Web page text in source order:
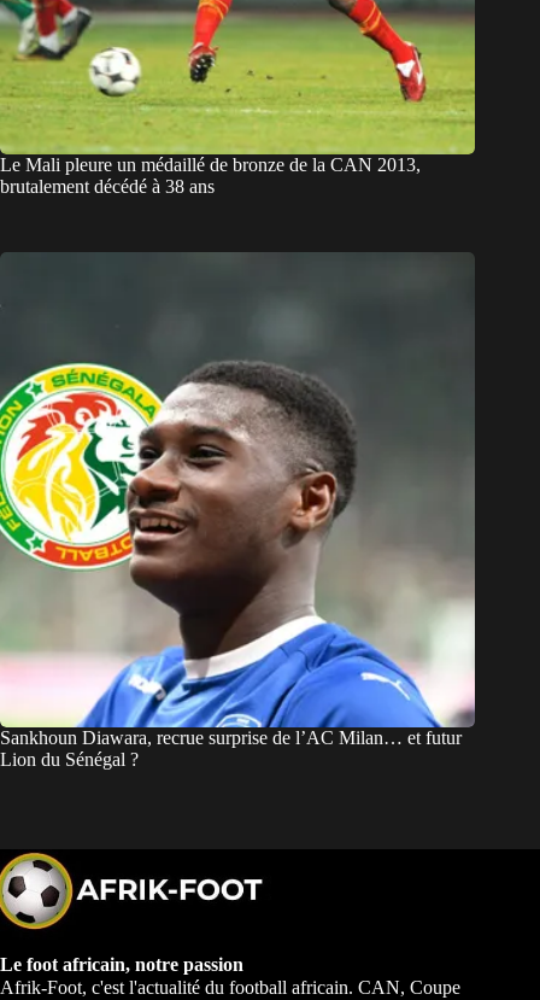
Le Mali pleure un médaillé de bronze de la CAN 2013,
brutalement décédé à 38 ans
Sankhoun Diawara, recrue surprise de l’AC Milan… et futur
Lion du Sénégal ?
Le foot africain, notre passion
Afrik-Foot, c'est l'actualité du football africain. CAN, Coupe